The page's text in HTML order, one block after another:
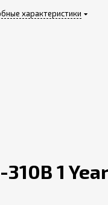
характеристики
1